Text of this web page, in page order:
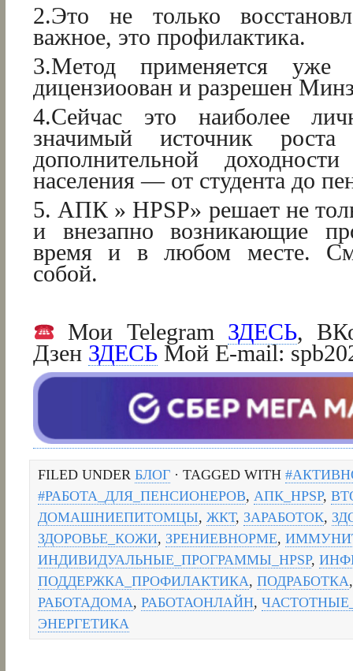
2.Это не только
важное, это профилактика.
3.Метод применяется
дицензиоован и разрешен
4.Сейчас это наиболее
значимый источник
дополнительной
населения — от студента до
5. АПК » HPSP» решает не
и внезапно возникающие
время и в любом месте.
собой.
Мои Telegram ЗДЕСЬ,
Дзен ЗДЕСЬ Мой E-mail:
FILED UNDER БЛОГ · TAGGED WITH
#РАБОТА_ДЛЯ_ПЕНСИОНЕРОВ, АПК_HPSP,
ДОМАШНИЕПИТОМЦЫ, ЖКТ, ЗАРАБОТОК,
ЗДОРОВЬЕ_КОЖИ, ЗРЕНИЕВНОРМЕ,
ИНДИВИДУАЛЬНЫЕ_ПРОГРАММЫ_HPSP,
ПОДДЕРЖКА_ПРОФИЛАКТИКА, ПОДРАБОТКА
РАБОТАДОМА, РАБОТАОНЛАЙН,
ЭНЕРГЕТИКА